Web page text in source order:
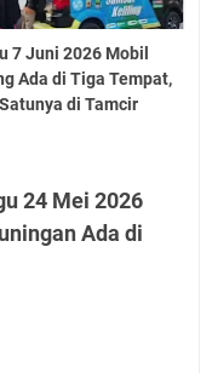
7 Juni 2026 Mobil
Ada di Tiga Tempat,
di Tamcir
24 Mei 2026
Ada di